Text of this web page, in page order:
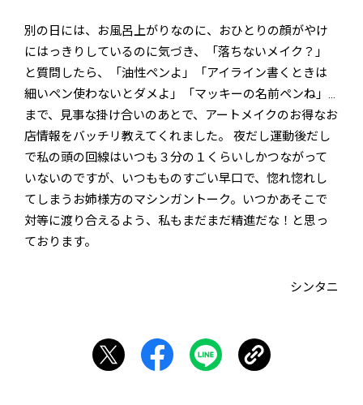
別の日には、お風呂上がりなのに、おひとりの顔がやけ
にはっきりしているのに気づき、「落ちないメイク？」
と質問したら、「油性ペンよ」「アイライン書くときは
細いペン使わないとダメよ」「マッキーの名前ペンね」…
まで、見事な掛け合いのあとで、アートメイクのお得なお
店情報をバッチリ教えてくれました。 夜だし運動後だし
で私の頭の回線はいつも３分の１くらいしかつながって
いないのですが、いつもものすごい早口で、惚れ惚れし
てしまうお姉様方のマシンガントーク。いつかあそこで
対等に渡り合えるよう、私もまだまだ精進だな！と思っ
ております。
シンタニ